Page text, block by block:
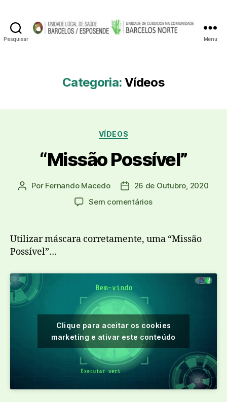
Pesquisar
na
Comunidade
Norte
Menu
Categoria: Vídeos
Categorias
VÍDEOS
“Missão Possível”
Autor
Por Fernando Macedo
Data26 de Outubro, 2020
Sem comentáriosem
Utilizar máscara corretamente, uma “Missão
Possível”…
Clique para aceitar os cookies
marketing e ativar este conteúdo